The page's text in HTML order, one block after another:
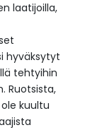
laatijoilla,
hyväksytyt
tehtyihin
Ruotsista,
kuultu